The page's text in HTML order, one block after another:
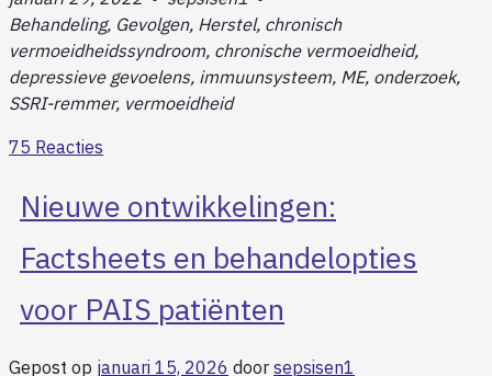
Behandeling, Gevolgen, Herstel, chronisch
vermoeidheidssyndroom, chronische vermoeidheid,
depressieve gevoelens, immuunsysteem, ME, onderzoek,
SSRI-remmer, vermoeidheid
75 Reacties
Nieuwe ontwikkelingen:
Factsheets en behandelopties
voor PAIS patiënten
Gepost op januari 15, 2026 door sepsisen1